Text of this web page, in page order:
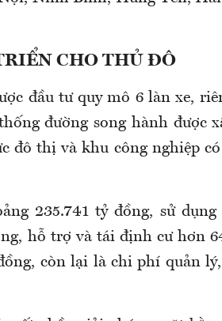
CHO THỦ ĐÔ
đầu tư quy mô 6 làn xe,
đường song hành được
đô thị và khu công nghiệp
235.741 tỷ đồng, sử dụng
hỗ trợ và tái định cư hơn
còn lại là chi phí quản